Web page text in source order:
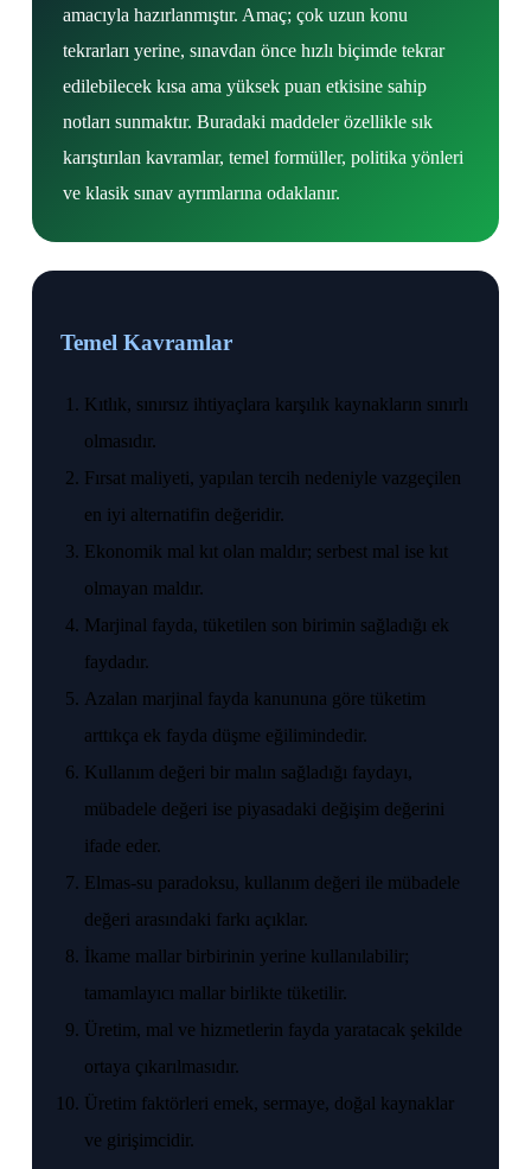
amacıyla hazırlanmıştır. Amaç; çok uzun konu
tekrarları yerine, sınavdan önce hızlı biçimde tekrar
edilebilecek kısa ama yüksek puan etkisine sahip
notları sunmaktır. Buradaki maddeler özellikle sık
karıştırılan kavramlar, temel formüller, politika yönleri
ve klasik sınav ayrımlarına odaklanır.
Temel Kavramlar
Kıtlık, sınırsız ihtiyaçlara karşılık kaynakların sınırlı
olmasıdır.
Fırsat maliyeti, yapılan tercih nedeniyle vazgeçilen
en iyi alternatifin değeridir.
Ekonomik mal kıt olan maldır; serbest mal ise kıt
olmayan maldır.
Marjinal fayda, tüketilen son birimin sağladığı ek
faydadır.
Azalan marjinal fayda kanununa göre tüketim
arttıkça ek fayda düşme eğilimindedir.
Kullanım değeri bir malın sağladığı faydayı,
mübadele değeri ise piyasadaki değişim değerini
ifade eder.
Elmas-su paradoksu, kullanım değeri ile mübadele
değeri arasındaki farkı açıklar.
İkame mallar birbirinin yerine kullanılabilir;
tamamlayıcı mallar birlikte tüketilir.
Üretim, mal ve hizmetlerin fayda yaratacak şekilde
ortaya çıkarılmasıdır.
Üretim faktörleri emek, sermaye, doğal kaynaklar
ve girişimcidir.